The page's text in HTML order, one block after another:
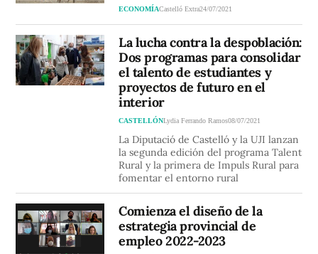
ECONOMÍACastelló Extra24/07/2021
La lucha contra la despoblación:
Dos programas para consolidar
el talento de estudiantes y
proyectos de futuro en el
interior
CASTELLÓNLydia Ferrando Ramos08/07/2021
La Diputació de Castelló y la UJI lanzan
la segunda edición del programa Talent
Rural y la primera de Impuls Rural para
fomentar el entorno rural
Comienza el diseño de la
estrategia provincial de
empleo 2022-2023